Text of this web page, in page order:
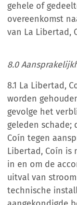
gehele of
overeenkomst
van La Libertad,
8.0
8.1 La Libertad,
worden
gevolge het
geleden schade;
Coín tegen
Libertad, Coín is
in en om de
uitval van
technische